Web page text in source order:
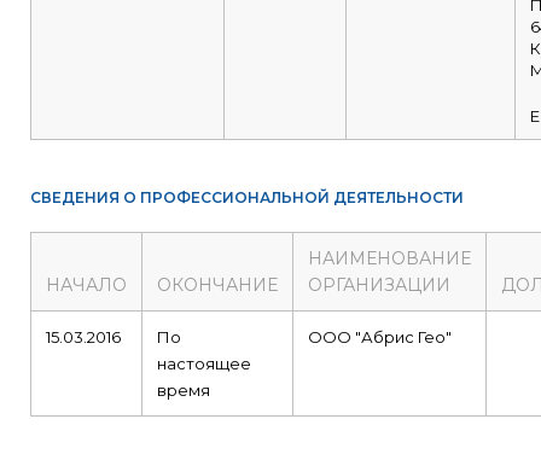
СВЕДЕНИЯ О ПРОФЕССИОНАЛЬНОЙ ДЕЯТЕЛЬНОСТИ
НАЧАЛО ОКОНЧАНИЕ
НАИМЕНОВАНИЕ
ОРГАНИЗАЦИИ
15.03.2016
По
настоящее
время
ООО "Абрис Гео"